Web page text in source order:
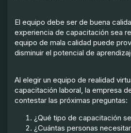
El equipo debe ser de buena
experiencia de capacitación sea
equipo de mala calidad puede
disminuir el potencial de
Al elegir un equipo de realidad
capacitación laboral, la empresa
contestar las próximas preguntas:
¿Qué tipo de capacitación
¿Cuántas personas